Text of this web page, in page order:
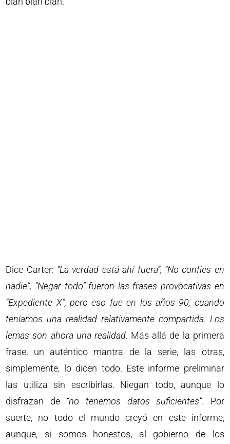
Dice Carter: “La verdad está ahí fuera”, “No confíes en
nadie”, “Negar todo” fueron las frases provocativas en
“Expediente X”, pero eso fue en los años 90, cuando
teníamos una realidad relativamente compartida. Los
lemas son ahora una realidad. Más allá de la primera
frase, un auténtico mantra de la serie, las otras,
simplemente, lo dicen todo. Este informe preliminar
las utiliza sin escribirlas. Niegan todo, aunque lo
disfrazan de “no tenemos datos suficientes”. Por
suerte, no todo el mundo creyó en este informe,
aunque, si somos honestos, al gobierno de los